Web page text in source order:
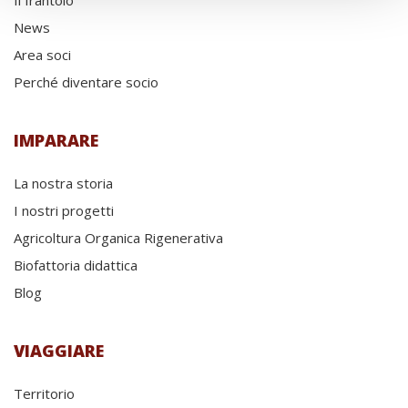
News
Area soci
Perché diventare socio
IMPARARE
La nostra storia
I nostri progetti
Agricoltura Organica Rigenerativa
Biofattoria didattica
Blog
VIAGGIARE
Territorio